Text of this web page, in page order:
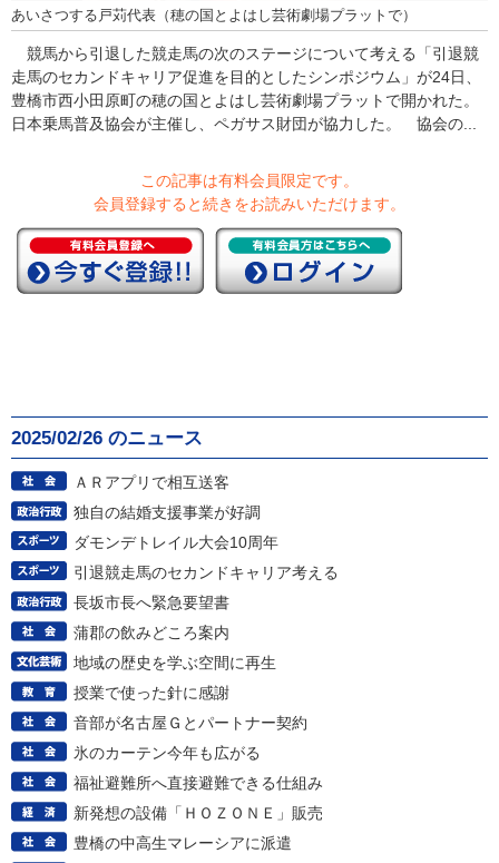
あいさつする戸苅代表（穂の国とよはし芸術劇場プラットで）
競馬から引退した競走馬の次のステージについて考える「引退競
走馬のセカンドキャリア促進を目的としたシンポジウム」が24日、
豊橋市西小田原町の穂の国とよはし芸術劇場プラットで開かれた。
日本乗馬普及協会が主催し、ペガサス財団が協力した。 協会の...
この記事は有料会員限定です。
会員登録すると続きをお読みいただけます。
2025/02/26 のニュース
ＡＲアプリで相互送客
独自の結婚支援事業が好調
ダモンデトレイル大会10周年
引退競走馬のセカンドキャリア考える
長坂市長へ緊急要望書
蒲郡の飲みどころ案内
地域の歴史を学ぶ空間に再生
授業で使った針に感謝
音部が名古屋Ｇとパートナー契約
氷のカーテン今年も広がる
福祉避難所へ直接避難できる仕組み
新発想の設備「ＨＯＺＯＮＥ」販売
豊橋の中高生マレーシアに派遣